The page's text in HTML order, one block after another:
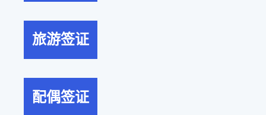
旅游签证
配偶签证